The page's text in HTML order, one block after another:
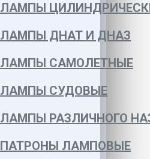
ЛАМПЫ
ЛАМПЫ ДНАТ И ДНАЗ
ЛАМПЫ САМОЛЕТНЫЕ
ЛАМПЫ СУДОВЫЕ
ЛАМПЫ РАЗЛИЧНОГО
ПАТРОНЫ ЛАМПОВЫЕ